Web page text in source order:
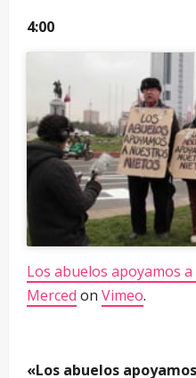
4:00
Los abuelos apoyamos
Merced on Vimeo.
«Los abuelos